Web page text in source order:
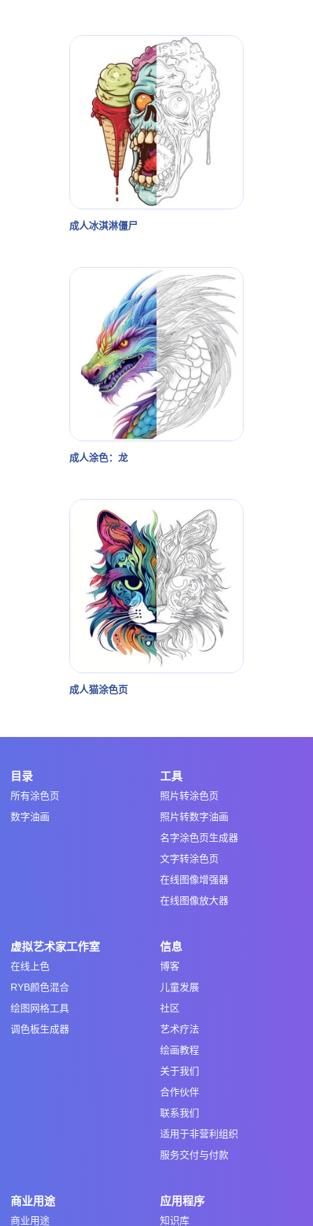
成人冰淇淋僵尸
成人涂色：龙
成人猫涂色页
目录
所有涂色页
数字油画
工具
照片转涂色页
照片转数字油画
名字涂色页生成器
文字转涂色页
在线图像增强器
在线图像放大器
虚拟艺术家工作室
在线上色
RYB颜色混合
绘图网格工具
调色板生成器
信息
博客
儿童发展
社区
艺术疗法
绘画教程
关于我们
合作伙伴
联系我们
适用于非营利组织
服务交付与付款
商业用途
商业用途
应用程序
知识库